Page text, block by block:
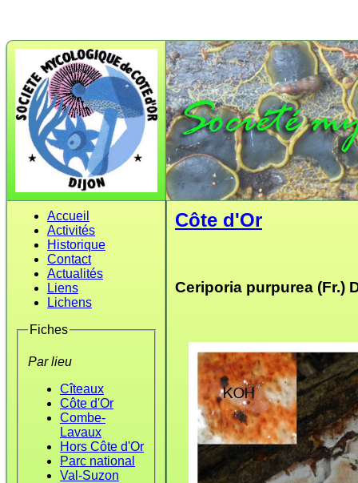
Accueil
Activités
Historique
Contact
Actualités
Liens
Lichens
Fiches
Par lieu
Cîteaux
Côte d'Or
Combe-
Lavaux
Hors Côte d'Or
Parc national
Val-Suzon
Côte d'Or
Ceriporia purpurea (Fr.)